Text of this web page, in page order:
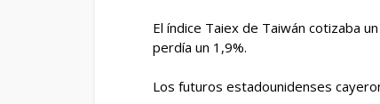
El índice Taiex de Taiwán cotizaba
perdía un 1,9%.
Los futuros estadounidenses